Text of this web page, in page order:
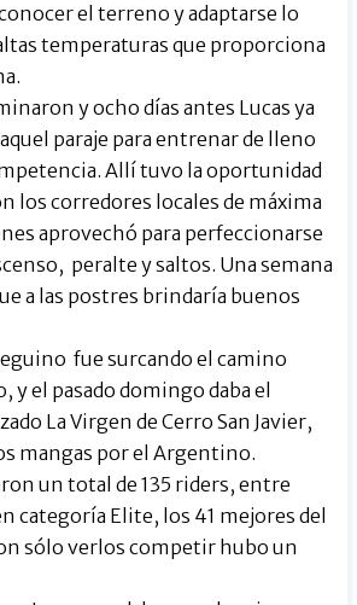
el terreno y adaptarse lo
temperaturas que proporciona
y ocho días antes Lucas ya
paraje para entrenar de lleno
Allí tuvo la oportunidad
los corredores locales de máxima
aprovechó para perfeccionarse
peralte y saltos. Una semana
a las postres brindaría buenos
fue surcando el camino
y el pasado domingo daba el
La Virgen de Cerro San Javier,
mangas por el Argentino.
un total de 135 riders, entre
categoría Elite, los 41 mejores del
sólo verlos competir hubo un